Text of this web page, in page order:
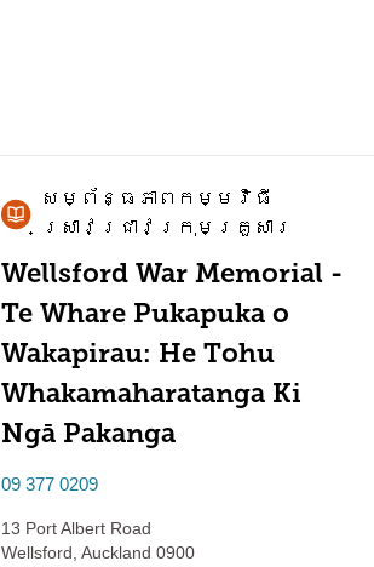
សម្ព័ន្ធភាព​កម្មវិធី​
ស្រាវជ្រាវ​ក្រុមគ្រួសារ
Wellsford War Memorial -
Te Whare Pukapuka o
Wakapirau: He Tohu
Whakamaharatanga Ki
Ngā Pakanga
09 377 0209
13 Port Albert Road
Wellsford Auckland 0900